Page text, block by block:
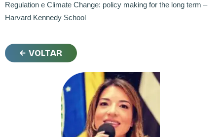
Regulation e Climate Change: policy making for the long term –
Harvard Kennedy School
VOLTAR